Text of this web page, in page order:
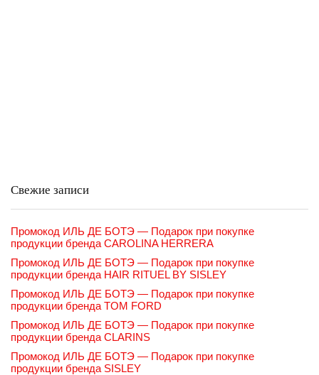
Свежие записи
Промокод ИЛЬ ДЕ БОТЭ — Подарок при покупке
продукции бренда CAROLINA HERRERA
Промокод ИЛЬ ДЕ БОТЭ — Подарок при покупке
продукции бренда HAIR RITUEL BY SISLEY
Промокод ИЛЬ ДЕ БОТЭ — Подарок при покупке
продукции бренда TOM FORD
Промокод ИЛЬ ДЕ БОТЭ — Подарок при покупке
продукции бренда CLARINS
Промокод ИЛЬ ДЕ БОТЭ — Подарок при покупке
продукции бренда SISLEY